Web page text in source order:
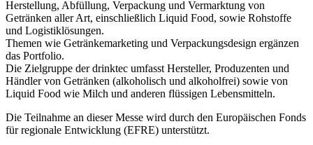
Herstellung, Abfüllung, Verpackung und Vermarktung von
Getränken aller Art, einschließlich Liquid Food, sowie Rohstoffe
und Logistiklösungen.
Themen wie Getränkemarketing und Verpackungsdesign ergänzen
das Portfolio.
Die Zielgruppe der drinktec umfasst Hersteller, Produzenten und
Händler von Getränken (alkoholisch und alkoholfrei) sowie von
Liquid Food wie Milch und anderen flüssigen Lebensmitteln.
Die Teilnahme an dieser Messe wird durch den Europäischen Fonds
für regionale Entwicklung (EFRE) unterstützt.